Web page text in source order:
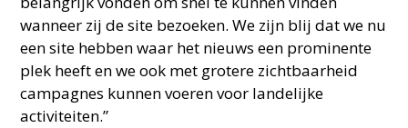
wanneer zij de site bezoeken. We zijn blij dat we nu
een site hebben waar het nieuws een prominente
plek heeft en we ook met grotere zichtbaarheid
campagnes kunnen voeren voor landelijke
activiteiten.”